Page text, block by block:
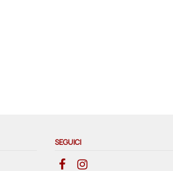
SEGUICI